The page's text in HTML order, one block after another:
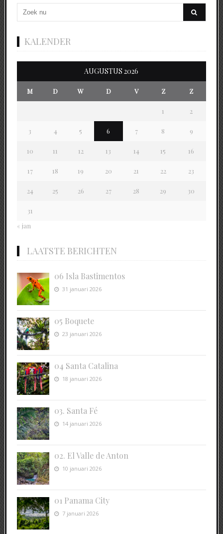
KALENDER
AUGUSTUS 2026
M D W D V Z Z
1 2
3 4 5 6 7 8 9
10 11 12 13 14 15 16
17 18 19 20 21 22 23
24 25 26 27 28 29 30
31
« jan
LAATSTE BERICHTEN
06 Isla Bastimentos
31 januari 2026
05 Boquete
23 januari 2026
04 Santa Catalina
18 januari 2026
03. Santa Fé
14 januari 2026
02. El Valle de Anton
10 januari 2026
01 Panama City
7 januari 2026